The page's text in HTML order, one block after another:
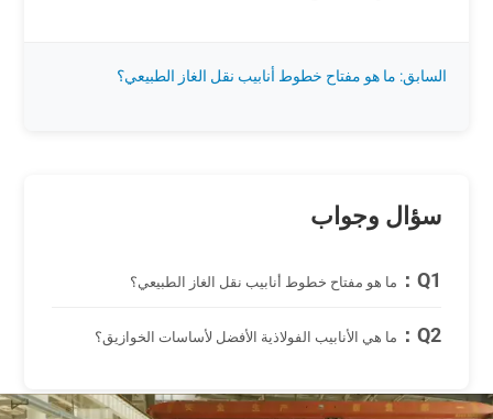
السابق: ما هو مفتاح خطوط أنابيب نقل الغاز الطبيعي؟
سؤال وجواب
Q1： ما هو مفتاح خطوط أنابيب نقل الغاز الطبيعي؟
Q2： ما هي الأنابيب الفولاذية الأفضل لأساسات الخوازيق؟